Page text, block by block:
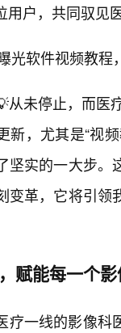
用户，共同驭见
光软件视频教程
从未停止，而医
新，尤其是“视
坚实的一大步
变革，它将引
赋能每一个
疗一线的影像